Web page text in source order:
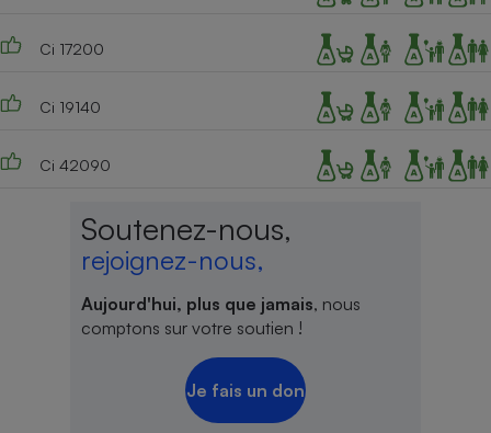
Ci 17200
Ci 19140
Ci 42090
Soutenez-nous,
rejoignez-nous,
Aujourd'hui, plus que jamais, nous
comptons sur votre soutien !
Je fais un don